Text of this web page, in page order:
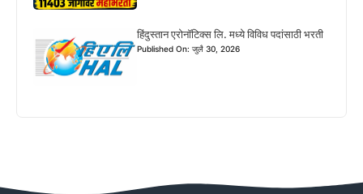
हिंदुस्तान एरोनॉटिक्स लि. मध्ये विविध पदांसाठी भरती
Published On: जुलै 30, 2026